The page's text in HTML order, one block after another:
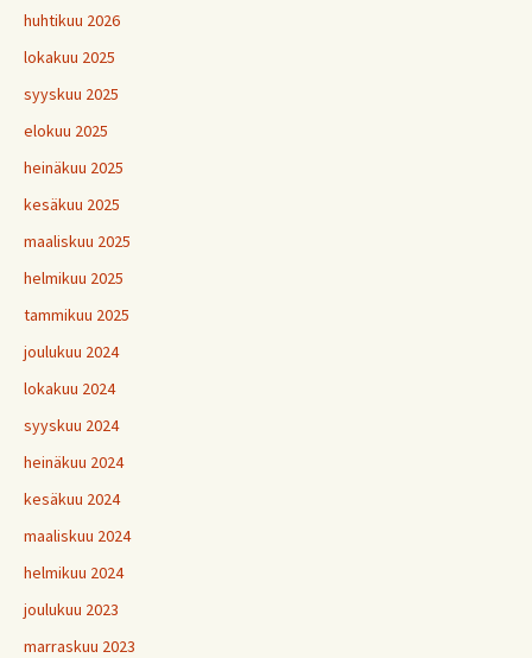
huhtikuu 2026
lokakuu 2025
syyskuu 2025
elokuu 2025
heinäkuu 2025
kesäkuu 2025
maaliskuu 2025
helmikuu 2025
tammikuu 2025
joulukuu 2024
lokakuu 2024
syyskuu 2024
heinäkuu 2024
kesäkuu 2024
maaliskuu 2024
helmikuu 2024
joulukuu 2023
marraskuu 2023